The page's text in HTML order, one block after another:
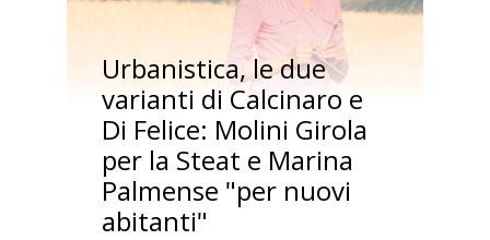
Urbanistica, le due
varianti di Calcinaro e
Di Felice: Molini Girola
per la Steat e Marina
Palmense "per nuovi
abitanti"